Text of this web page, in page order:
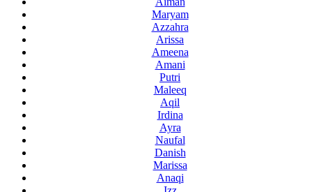
Maryam
Azzahra
Arissa
Ameena
Amani
Putri
Maleeq
Aqil
Irdina
Ayra
Naufal
Danish
Marissa
Anaqi